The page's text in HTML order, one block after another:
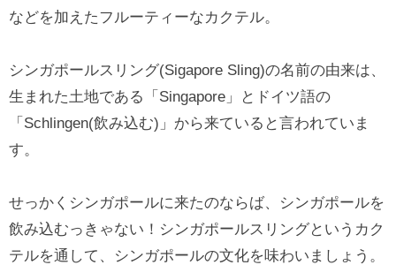
などを加えたフルーティーなカクテル。
シンガポールスリング(Sigapore Sling)の名前の由来は、
生まれた土地である「Singapore」とドイツ語の
「Schlingen(飲み込む)」から来ていると言われていま
す。
せっかくシンガポールに来たのならば、シンガポールを
飲み込むっきゃない！シンガポールスリングというカク
テルを通して、シンガポールの文化を味わいましょう。